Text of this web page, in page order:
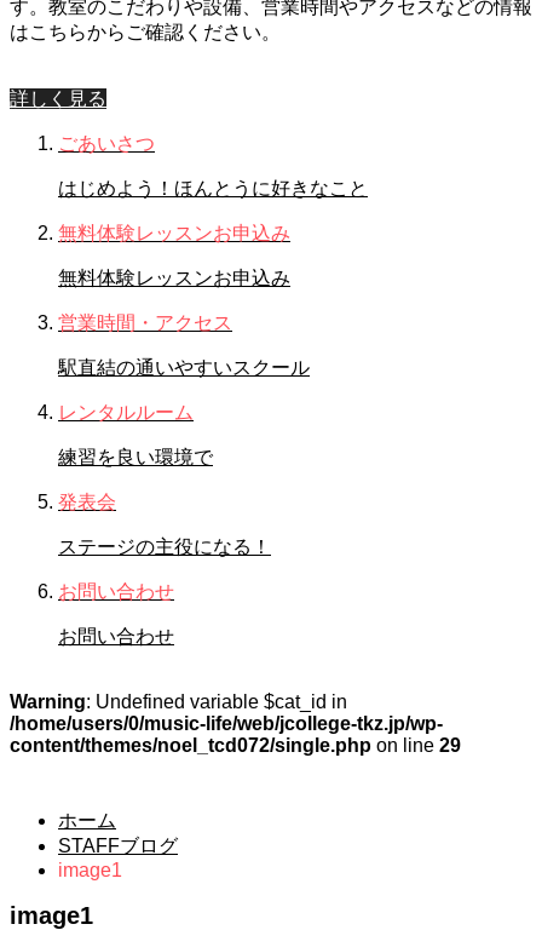
す。教室のこだわりや設備、営業時間やアクセスなどの情報
はこちらからご確認ください。
詳しく見る
ごあいさつ
はじめよう！ほんとうに好きなこと
無料体験レッスンお申込み
無料体験レッスンお申込み
営業時間・アクセス
駅直結の通いやすいスクール
レンタルルーム
練習を良い環境で
発表会
ステージの主役になる！
お問い合わせ
お問い合わせ
Warning: Undefined variable $cat_id in
/home/users/0/music-life/web/jcollege-tkz.jp/wp-
content/themes/noel_tcd072/single.php on line 29
ホーム
STAFFブログ
image1
image1